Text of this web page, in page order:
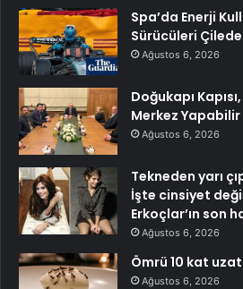
Spa’da Enerji
Sürücüleri
Ağustos 6, 2026
Doğukapı
Merkez Yapabilir
Ağustos 6, 2026
Tekneden yarı
İşte cinsiyet
Erkoçlar’ın son
Ağustos 6, 2026
Ömrü 10 kat
Ağustos 6, 2026